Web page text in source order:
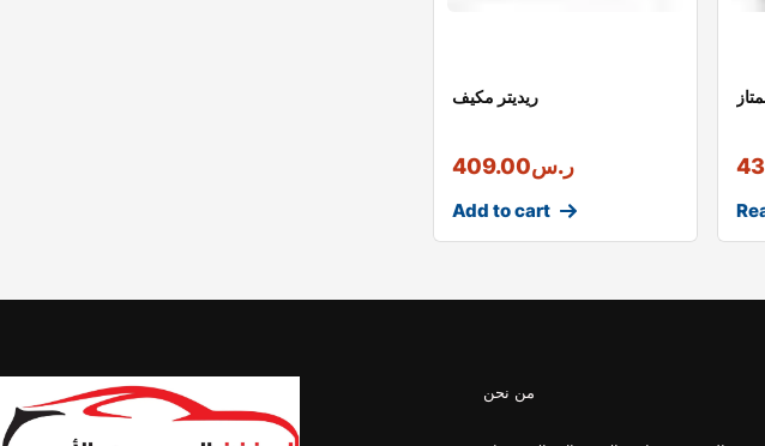
ريديتر مكيف
ر.س409.00
Add to cart
من نحن